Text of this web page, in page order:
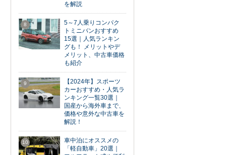
を解説
8
5～7人乗りコンパク
トミニバンおすすめ
15選｜人気ランキン
グも！ メリットやデ
メリット、中古車価格
も紹介
9
【2024年】スポーツ
カーおすすめ・人気ラ
ンキング一覧30選｜
国産から海外車まで、
価格や意外な中古車を
解説！
10
車中泊にオススメの
「軽自動車」20選｜